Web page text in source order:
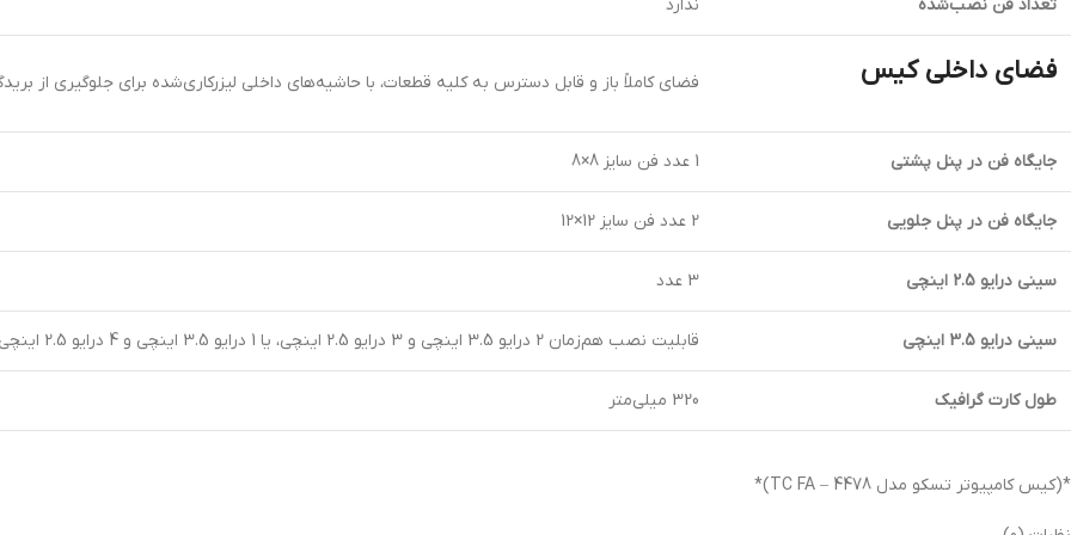
تعداد فن نصب‌شده ندارد
فضای داخلی کیس فضای کاملاً باز و قابل دسترس به کلیه قطعات، با حاشیه‌های داخلی لیزرکاری‌شده برای جلوگیری از
جایگاه فن در پنل پشتی 1 عدد فن سایز 8×8
جایگاه فن در پنل جلویی 2 عدد فن سایز 12×12
سینی درایو 2.5 اینچی 3 عدد
سینی درایو 3.5 اینچی قابلیت نصب هم‌زمان 2 درایو 3.5 اینچی و 3 درایو 2.5 اینچی، یا 1 درایو 3.5 اینچی و 4 درایو 2.5 اینچی
طول کارت گرافیک 320 میلی‌متر
*(کیس کامپیوتر تسکو مدل TC FA – 4478)*